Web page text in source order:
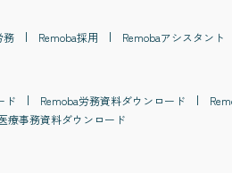
務 Remoba採用 Remobaアシスタント
ド Remoba労務資料ダウンロード
療事務資料ダウンロード